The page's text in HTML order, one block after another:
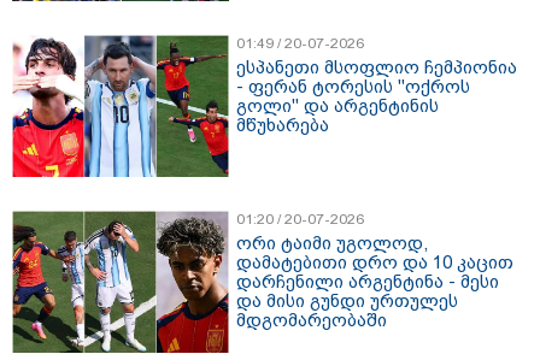
01:49 / 20-07-2026
ესპანეთი მსოფლიო ჩემპიონია
- ფერან ტორესის "ოქროს
გოლი" და არგენტინის
მწუხარება
01:20 / 20-07-2026
ორი ტაიმი უგოლოდ,
დამატებითი დრო და 10 კაცით
დარჩენილი არგენტინა - მესი
და მისი გუნდი ურთულეს
მდგომარეობაში